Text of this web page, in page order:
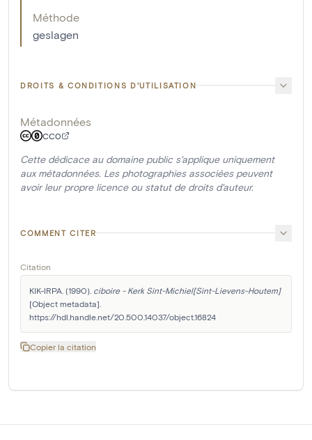
Méthode
geslagen
DROITS & CONDITIONS D'UTILISATION
Métadonnées
CC0
Cette dédicace au domaine public s'applique uniquement
aux métadonnées. Les photographies associées peuvent
avoir leur propre licence ou statut de droits d'auteur.
COMMENT CITER
Citation
KIK-IRPA. (1990). ciboire - Kerk Sint-Michiel[Sint-Lievens-Houtem]
[Object metadata].
https://hdl.handle.net/20.500.14037/object.16824
Copier la citation